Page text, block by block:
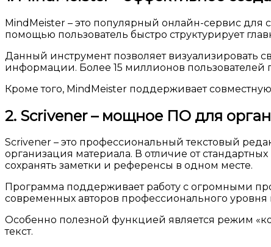
MindMeister – это популярный онлайн-сервис для
помощью пользователь быстро структурирует
Данный инструмент позволяет
информации. Более 15 миллионов
Кроме того, MindMeister поддерживает
2. Scrivener – мощное ПО для
Scrivener – это профессиональный текстовый
организация материала. В отличие от
сохранять заметки и референсы в одном месте.
Программа поддерживает работу с огромными
современных авторов профессионального
Особенно полезной функцией является режим
текст.